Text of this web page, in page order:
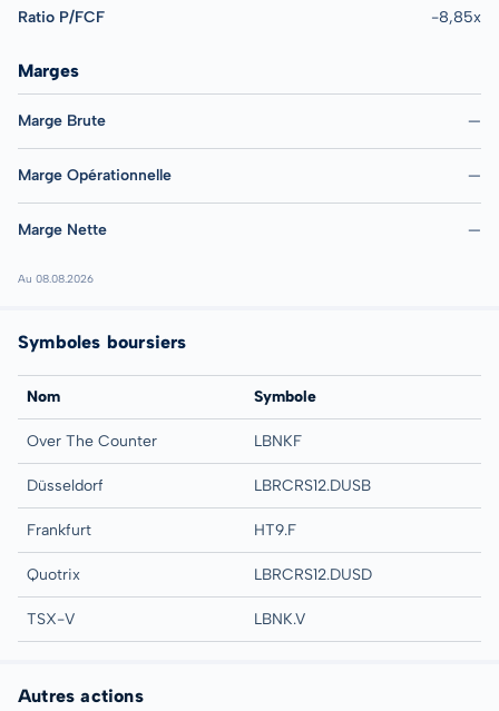
Ratio P/FCF -8,85x
Marges
Marge Brute —
Marge Opérationnelle —
Marge Nette —
Au 08.08.2026
Symboles boursiers
Nom Symbole
Over The Counter LBNKF
Düsseldorf LBRCRS12.DUSB
Frankfurt HT9.F
Quotrix LBRCRS12.DUSD
TSX-V LBNK.V
Autres actions